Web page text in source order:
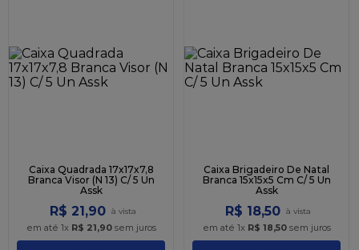
Caixa Quadrada 17x17x7,8
Branca Visor (N 13) C/ 5 Un
Assk
R$ 21,90
em até 1x R$ 21,90sem juros
Caixa Brigadeiro De Natal
Branca 15x15x5 Cm C/ 5 Un
Assk
R$ 18,50
em até 1x R$ 18,50sem juros